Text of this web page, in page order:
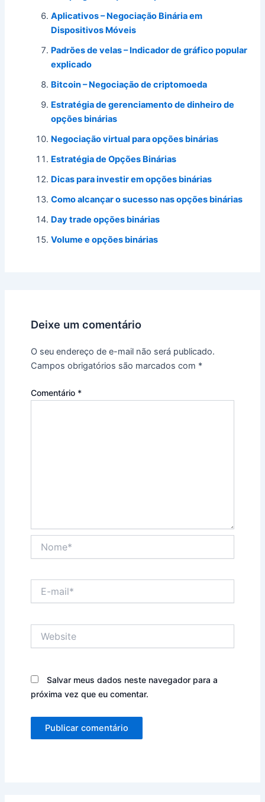
Aplicativos – Negociação Binária em
Dispositivos Móveis
Padrões de velas – Indicador de gráfico popular
explicado
Bitcoin – Negociação de criptomoeda
Estratégia de gerenciamento de dinheiro de
opções binárias
Negociação virtual para opções binárias
Estratégia de Opções Binárias
Dicas para investir em opções binárias
Como alcançar o sucesso nas opções binárias
Day trade opções binárias
Volume e opções binárias
Deixe um comentário
O seu endereço de e-mail não será publicado.
Campos obrigatórios são marcados com *
Comentário *
mail*
Salvar meus dados neste navegador para a
próxima vez que eu comentar.